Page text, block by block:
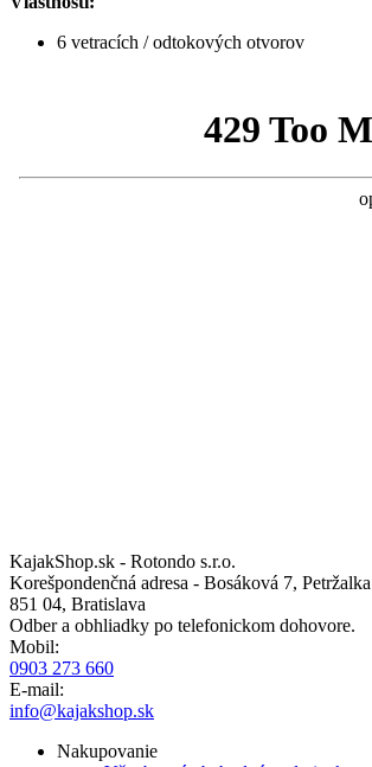
6 vetracích / odtokových otvorov
KajakShop.sk - Rotondo s.r.o.
Korešpondenčná adresa - Bosáková 7, Petržalka
851 04, Bratislava
Odber a obhliadky po telefonickom dohovore.
Mobil:
0903 273 660
E-mail:
info@kajakshop.sk
Nakupovanie